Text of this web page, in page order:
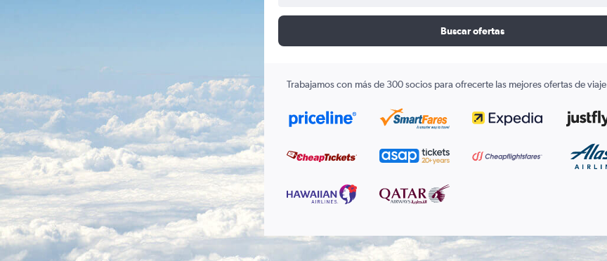
Buscar ofertas
Trabajamos con más de 300 socios para ofrecerte las mejores ofertas de viaje